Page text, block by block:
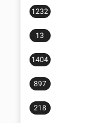
1232
13
1404
897
218